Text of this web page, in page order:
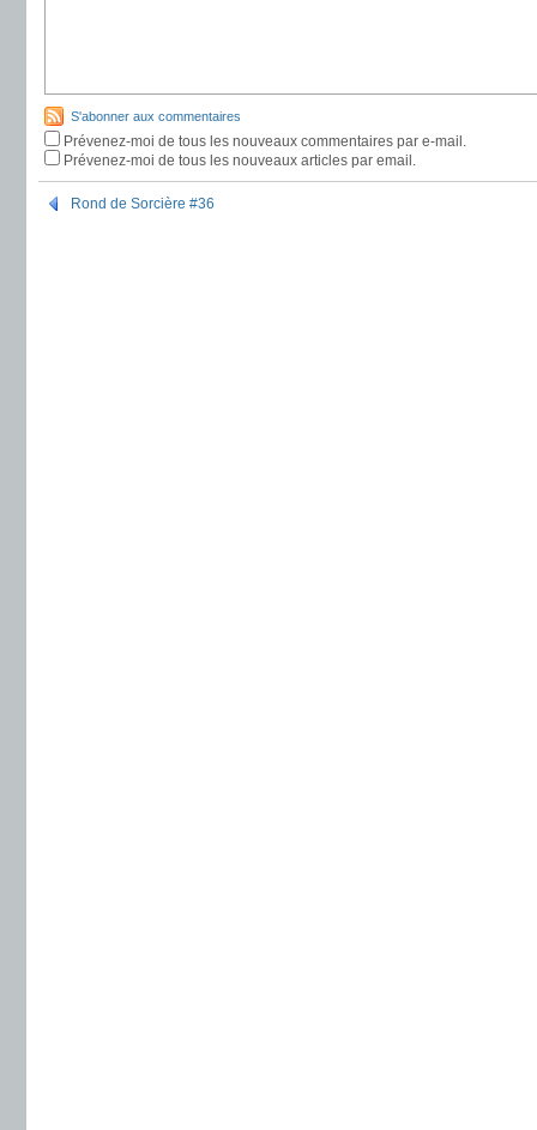
S'abonner aux commentaires
Prévenez-moi de tous les nouveaux commentaires par e-mail.
Prévenez-moi de tous les nouveaux articles par email.
Rond de Sorcière #36